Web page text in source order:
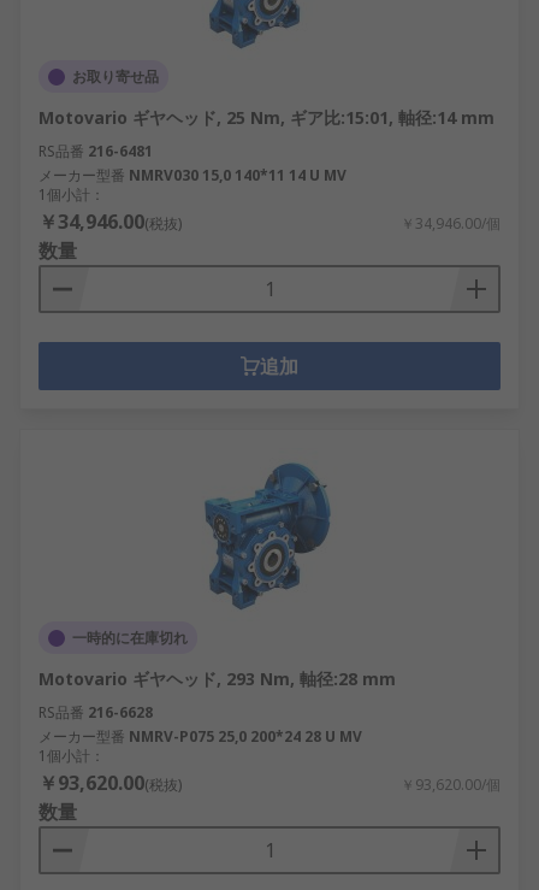
お取り寄せ品
Motovario ギヤヘッド, 25 Nm, ギア比:15:01, 軸径:14 mm
RS品番 216-6481
メーカー型番 NMRV030 15,0 140*11 14 U MV
1個小計：
￥34,946.00(税抜) ￥34,946.00/個
数量
追加
一時的に在庫切れ
Motovario ギヤヘッド, 293 Nm, 軸径:28 mm
RS品番 216-6628
メーカー型番 NMRV-P075 25,0 200*24 28 U MV
1個小計：
￥93,620.00(税抜) ￥93,620.00/個
数量